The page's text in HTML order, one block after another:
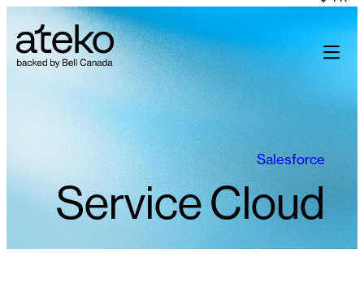
Skip
to
content
Service Cloud
Salesforce